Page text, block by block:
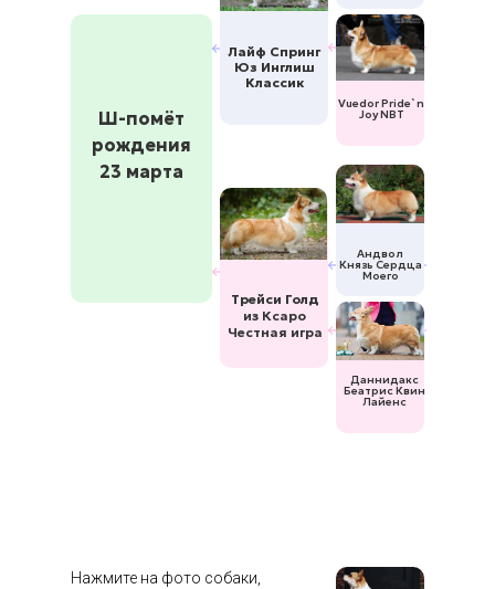
Лайф Спринг
Юз Инглиш
Классик
Трейси Голд
из Ксаро
Честная игра
Даннидакс
Беатрис Квин
Лайенс
Андвол
Князь Сердца
Моего
Vuedor Pride`n
Joy NBT
Ш-помёт
рождения
23 марта
Нажмите на фото собаки,